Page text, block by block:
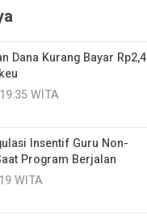
Dana Kurang Bayar Rp2,4
WITA
Insentif Guru Non-
Program Berjalan
WITA